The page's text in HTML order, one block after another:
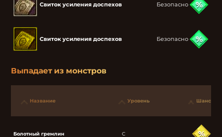
Свиток усиления доспехов Безопасно
Свиток усиления доспехов Безопасно
Выпадает из монстров
Название Уровень Шанс
Болотный гремлин C